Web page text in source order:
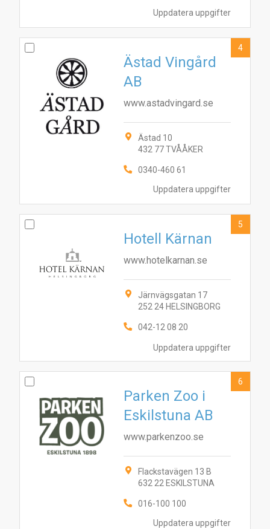
Uppdatera uppgifter
Uppdatera uppgifter
Ästad Vingård
AB
www.astadvingard.se
Ästad 10
432 77 TVÅÅKER
0340-460 61
4
Uppdatera uppgifter
Hotell Kärnan
www.hotelkarnan.se
Järnvägsgatan 17
252 24 HELSINGBORG
042-12 08 20
5
Uppdatera uppgifter
Parken Zoo i
Eskilstuna AB
www.parkenzoo.se
Flackstavägen 13 B
632 22 ESKILSTUNA
016-100 100
6
2
67